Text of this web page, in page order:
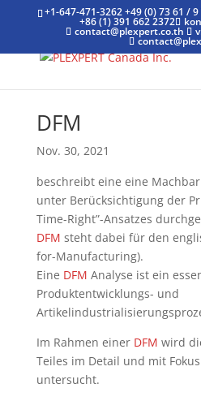
+1-647-471-3262 +49 (0) 73 61 /
+86 (1) 391 662 2372
contact@plexpert.co.th
DFM
Nov. 30, 2021
beschreibt eine eine
unter Berücksichtigung der
Time-Right”-Ansatzes
DFM steht dabei für den
for-Manufacturing).
Eine DFM Analyse ist ein
Produktentwicklungs- und
Im Rahmen einer DFM wird
Teiles im Detail und mit
untersucht.